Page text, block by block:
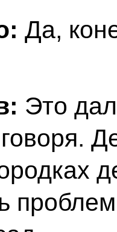
Да,
Это